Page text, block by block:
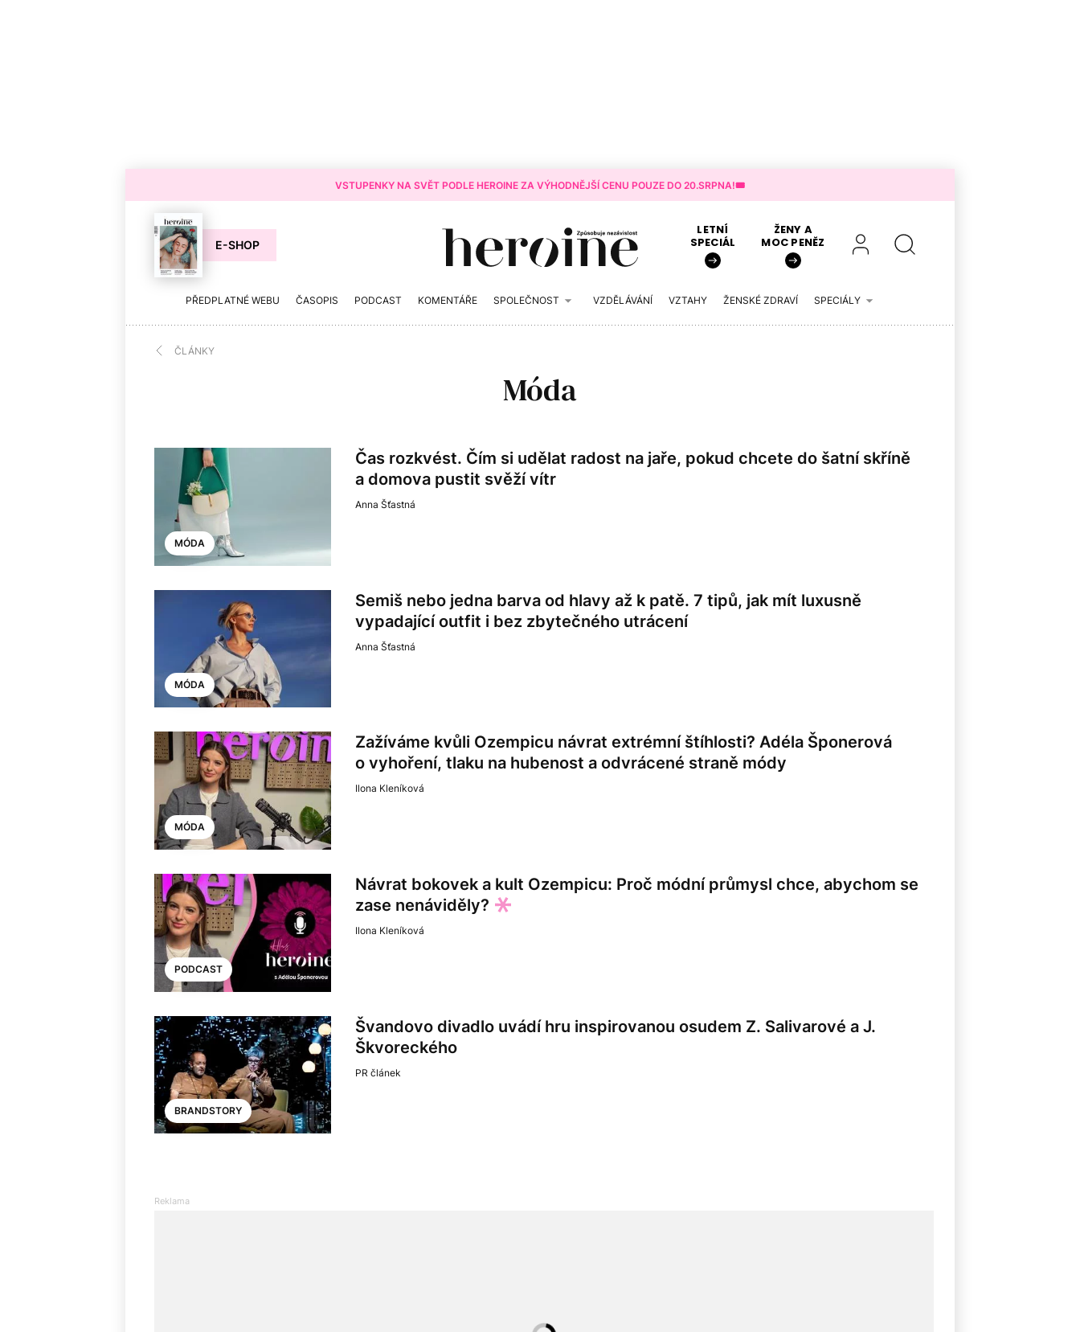
VSTUPENKY NA SVĚT PODLE HEROINE ZA VÝHODNĚJŠÍ CENU POUZE DO 20.SRPNA!🎟️
E-SHOP
LETNÍ
SPECIÁL
ŽENY A
MOC PENĚZ
PŘEDPLATNÉ WEBU ČASOPIS PODCAST KOMENTÁŘE SPOLEČNOST VZDĚLÁVÁNÍ VZTAHY ŽENSKÉ ZDRAVÍ SPECIÁLY
ČLÁNKY
Móda
MÓDA
Čas rozkvést. Čím si udělat radost na jaře, pokud chcete do šatní skříně
a domova pustit svěží vítr
Anna Šťastná
MÓDA
Semiš nebo jedna barva od hlavy až k patě. 7 tipů, jak mít luxusně
vypadající outfit i bez zbytečného utrácení
Anna Šťastná
MÓDA
Zažíváme kvůli Ozempicu návrat extrémní štíhlosti? Adéla Šponerová
o vyhoření, tlaku na hubenost a odvrácené straně módy
Ilona Kleníková
PODCAST
Návrat bokovek a kult Ozempicu: Proč módní průmysl chce, abychom se
zase nenáviděly?
Ilona Kleníková
BRANDSTORY
Švandovo divadlo uvádí hru inspirovanou osudem Z. Salivarové a J.
Škvoreckého
PR článek